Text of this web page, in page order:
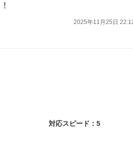
2025年11月25日
対応スピード：5